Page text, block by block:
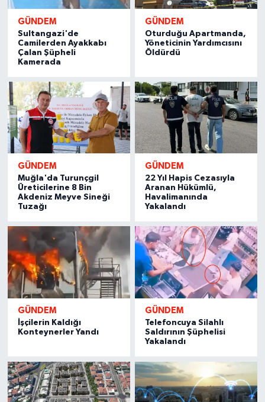
GÜNDEM
Sultangazi'de
Camilerden Ayakkabı
Çalan Şüpheli
Kamerada
GÜNDEM
Oturduğu Apartmanda,
Yöneticinin Yardımcısını
Öldürdü
GÜNDEM
Muğla'da Turunçgil
Üreticilerine 8 Bin
Akdeniz Meyve Sineği
Tuzağı
GÜNDEM
22 Yıl Hapis Cezasıyla
Aranan Hükümlü,
Havalimanında
Yakalandı
GÜNDEM
İşçilerin Kaldığı
Konteynerler Yandı
GÜNDEM
Telefoncuya Silahlı
Saldırının Şüphelisi
Yakalandı